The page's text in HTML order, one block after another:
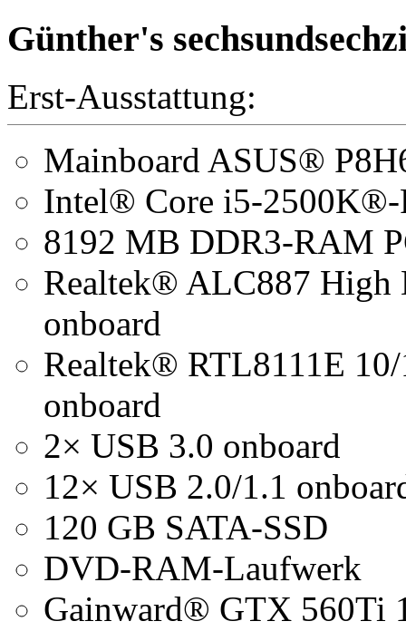
Günther's
Erst-Ausstattung:
Mainboard ASUS®
Intel® Core i5-2500K®-
8192 MB DDR3-RAM
Realtek® ALC887
onboard
Realtek® RTL8111E
onboard
2× USB 3.0 onboard
12× USB 2.0/1.1
120 GB SATA-SSD
DVD-RAM-Laufwerk
Gainward® GTX 560Ti